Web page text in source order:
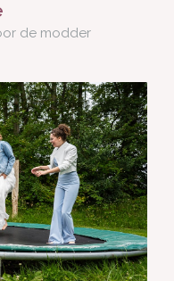
de modder